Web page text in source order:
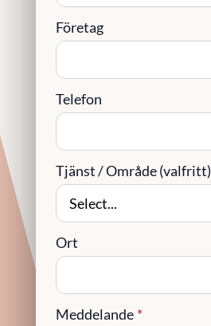
Företag
Telefon
Tjänst / Område (valfritt)
Ort
Meddelande *